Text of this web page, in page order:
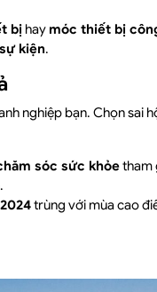
bị hay móc thiết bị
kiện.
nghiệp bạn. Chọn sai
sóc sức khỏetham
2024trùng với mùa cao